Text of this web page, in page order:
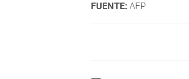
FUENTE: AFP